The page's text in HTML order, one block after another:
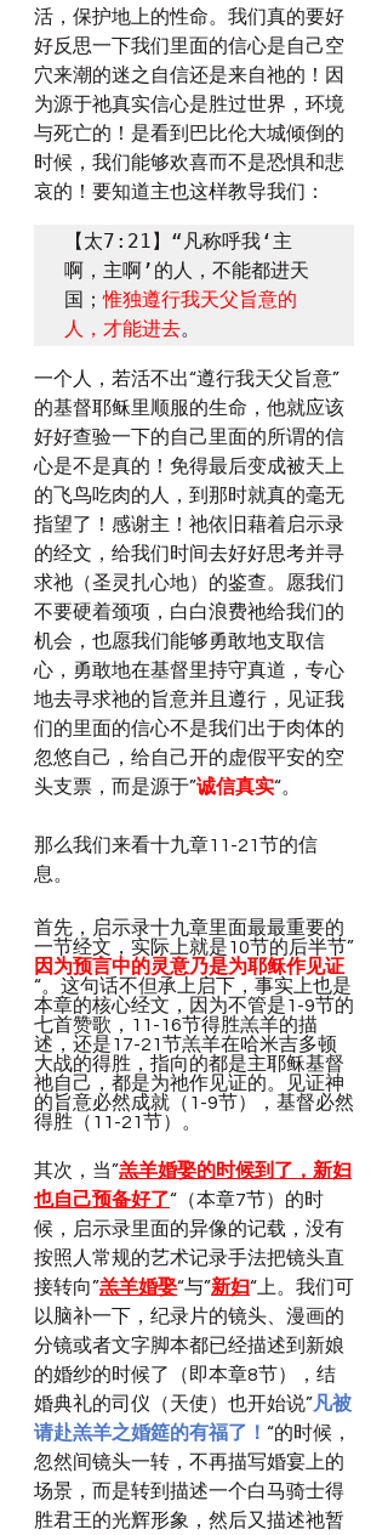
活，保护地上的性命。我们真的要好
好反思一下我们里面的信心是自己空
穴来潮的迷之自信还是来自祂的！因
为源于祂真实信心是胜过世界，环境
与死亡的！是看到巴比伦大城倾倒的
时候，我们能够欢喜而不是恐惧和悲
哀的！要知道主也这样教导我们：
【太7:21】“凡称呼我‘主
啊，主啊’的人，不能都进天
国；惟独遵行我天父旨意的
人，才能进去。
一个人，若活不出“遵行我天父旨意”
的基督耶稣里顺服的生命，他就应该
好好查验一下的自己里面的所谓的信
心是不是真的！免得最后变成被天上
的飞鸟吃肉的人，到那时就真的毫无
指望了！感谢主！祂依旧藉着启示录
的经文，给我们时间去好好思考并寻
求祂（圣灵扎心地）的鉴查。愿我们
不要硬着颈项，白白浪费祂给我们的
机会，也愿我们能够勇敢地支取信
心，勇敢地在基督里持守真道，专心
地去寻求祂的旨意并且遵行，见证我
们的里面的信心不是我们出于肉体的
忽悠自己，给自己开的虚假平安的空
头支票，而是源于”诚信真实“。
那么我们来看十九章11-21节的信
息。
首先，启示录十九章里面最最重要的
一节经文，实际上就是10节的后半节”
因为预言中的灵意乃是为耶稣作见证
“。这句话不但承上启下，事实上也是
本章的核心经文，因为不管是1-9节的
七首赞歌，11-16节得胜羔羊的描
述，还是17-21节羔羊在哈米吉多顿
大战的得胜，指向的都是主耶稣基督
祂自己，都是为祂作见证的。见证神
的旨意必然成就（1-9节），基督必然
得胜（11-21节）。
其次，当”羔羊婚娶的时候到了，新妇
也自己预备好了“（本章7节）的时
候，启示录里面的异像的记载，没有
按照人常规的艺术记录手法把镜头直
接转向”羔羊婚娶“与”新妇“上。我们可
以脑补一下，纪录片的镜头、漫画的
分镜或者文字脚本都已经描述到新娘
的婚纱的时候了（即本章8节），结
婚典礼的司仪（天使）也开始说”凡被
请赴羔羊之婚筵的有福了！ “的时候，
忽然间镜头一转，不再描写婚宴上的
场景，而是转到描述一个白马骑士得
胜君王的光辉形象，然后又描述祂暂